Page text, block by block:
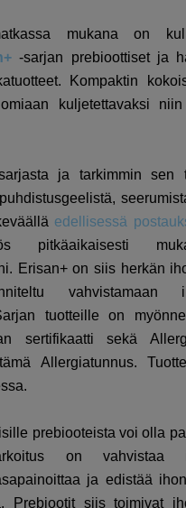
mukana on
-sarjan prebioottiset ja
Kompaktin
kuljetettavaksi
ja tarkimmin sen
edellisessä
pitkäaikaisesti
Erisan+ on siis herkän
vahvistamaan
tuotteille on
sertifikaatti sekä
Allergiatunnus.
prebiooteista voi olla
on vahvistaa
ja edistää
Prebiootit siis toimivat